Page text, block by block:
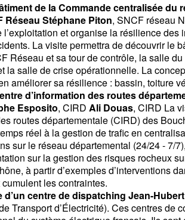
de la Commande centralisée
Réseau Stéphane Piton, SNCF réseau
l’exploitation et organise la résilience
La visite permettra de découvrir le
Réseau et sa tour de contrôle, la salle
la salle de crise opérationnelle. La
améliorer sa résilience : bassin, toiture
d’information des routes
Esposito, CIRD Ali Douas, CIRD La
routes départementale (CIRD) des
réel à la gestion de trafic en
sur le réseau départemental (24/24 -7/
sur la gestion des risques rocheux
à partir d’exemples d’interventions
les contraintes.
d’un centre de dispatching Jean-
Transport d’Électricité). Ces centres de